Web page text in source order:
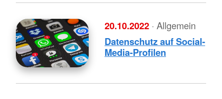
20.10.2022 · Allgemein
Datenschutz auf Social-
Media-Profilen